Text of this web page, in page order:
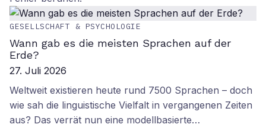
GESELLSCHAFT & PSYCHOLOGIE
Wann gab es die meisten Sprachen auf der
Erde?
27. Juli 2026
Weltweit existieren heute rund 7500 Sprachen – doch
wie sah die linguistische Vielfalt in vergangenen Zeiten
aus? Das verrät nun eine modellbasierte…